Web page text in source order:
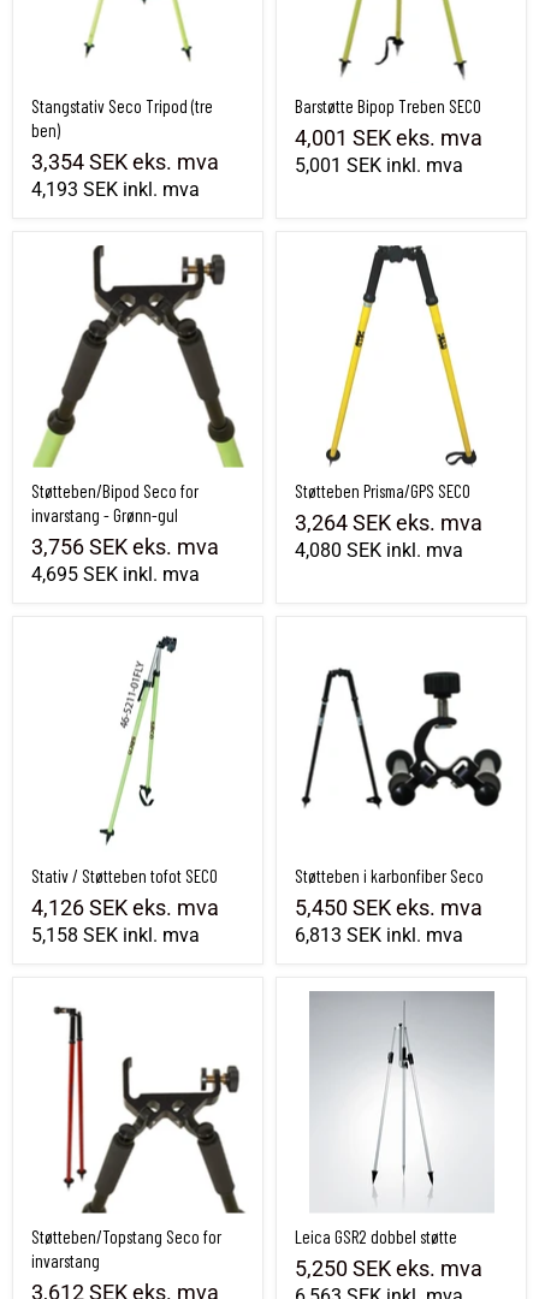
Stangstativ Seco Tripod (tre
ben)
3,354 SEKeks. mva
4,193 SEK inkl. mva
Barstøtte Bipop Treben SECO
4,001 SEKeks. mva
5,001 SEK inkl. mva
Støtteben/Bipod Seco for invarstang - Grønn-gul
Støtteben/Bipod Seco for
invarstang - Grønn-gul
3,756 SEKeks. mva
4,695 SEK inkl. mva
Støtteben Prisma/GPS SECO
Støtteben Prisma/GPS SECO
3,264 SEKeks. mva
4,080 SEK inkl. mva
Stativ / Støtteben tofot SECO
Stativ / Støtteben tofot SECO
4,126 SEKeks. mva
5,158 SEK inkl. mva
Støtteben i karbonfiber Seco
5,450 SEKeks. mva
6,813 SEK inkl. mva
Støtteben/Topstang Seco for
invarstang
3,612 SEKeks. mva
Leica GSR2 dobbel støtte
Leica GSR2 dobbel støtte
5,250 SEKeks. mva